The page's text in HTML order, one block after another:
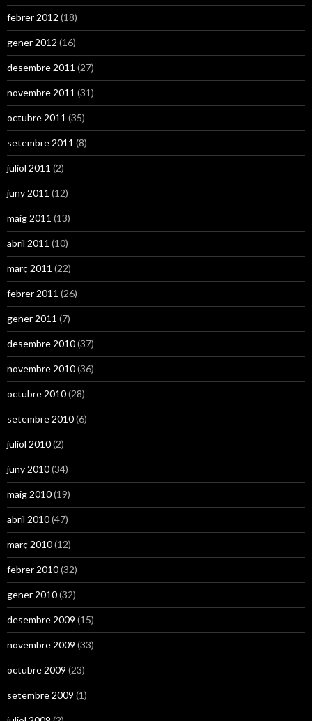
febrer 2012 (18)
gener 2012 (16)
desembre 2011 (27)
novembre 2011 (31)
octubre 2011 (35)
setembre 2011 (8)
juliol 2011 (2)
juny 2011 (12)
maig 2011 (13)
abril 2011 (10)
març 2011 (22)
febrer 2011 (26)
gener 2011 (7)
desembre 2010(37)
novembre 2010(36)
octubre 2010(28)
setembre 2010(6)
juliol 2010(2)
juny 2010(34)
maig 2010(19)
abril 2010(47)
març 2010(12)
febrer 2010(32)
gener 2010(32)
desembre 2009 (15)
novembre 2009 (33)
octubre 2009 (23)
setembre 2009 (1)